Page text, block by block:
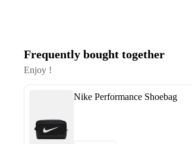
Frequently bought together
Enjoy !
Nike Performance Shoebag